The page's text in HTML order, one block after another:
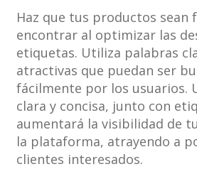
Haz que tus productos sean
encontrar al optimizar las
etiquetas. Utiliza palabras
atractivas que puedan ser
fácilmente por los usuarios.
clara y concisa, junto con
aumentará la visibilidad de
la plataforma, atrayendo a
clientes interesados.